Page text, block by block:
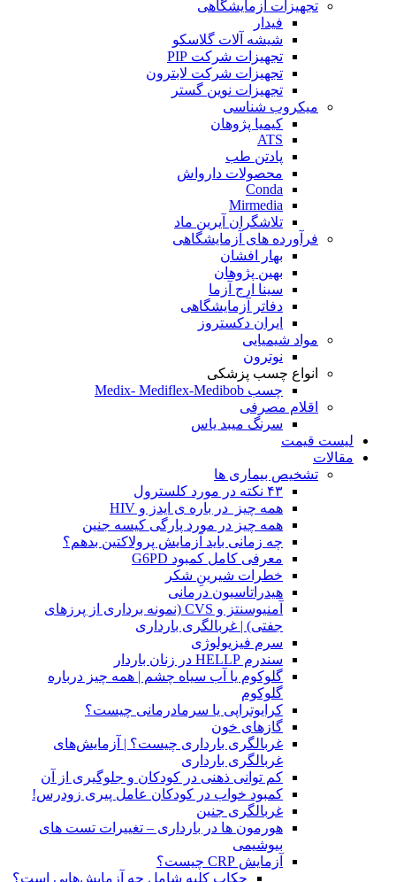
تجهیزات آزمایشگاهی
فیدار
شیشه آلات گلاسکو
تجهیزات شرکت PIP
تجهیزات شرکت لابترون
تجهیزات نوین گستر
میکروب شناسی
کیمیا پژوهان
ATS
پادتن طب
محصولات دارواش
Conda
Mirmedia
تلاشگران آیرین ماد
فرآورده های آزمایشگاهی
بهار افشان
بهین پژوهان
سینا ارج آزما
دفاتر آزمایشگاهی
ایران دکستروز
مواد شیمیایی
نوترون
انواع چسب پزشکی
چسب Medix- Mediflex-Medibob
اقلام مصرفی
سرنگ میبد یاس
لیست قیمت
مقالات
تشخیص بیماری ها
۴۳ نکته در مورد کلسترول
همه چیز در باره ی ایدز و HIV
همه چیز در مورد پارگی کیسه جنین
چه زمانی باید آزمایش پرولاکتین بدهم؟
معرفی کامل کمبود G6PD
خطرات شیرینِ شکر
هیدراتاسیون درمانی
آمنیوسنتز و CVS (نمونه برداری از پرزهای
جفتی) | غربالگری بارداری
سرم فیزیولوژی
سندرم HELLP در زنان باردار
گلوکوم یا آب سیاه چشم | همه چیز درباره
گلوکوم
کرایوتراپی یا سرمادرمانی چیست؟
گازهای خون
غربالگری بارداری چیست؟ | آزمایش‌های
غربالگری بارداری
کم توانی ذهنی در کودکان و جلوگیری از آن
کمبود خواب در کودکان عامل پیری زودرس!
غربالگری جنین
هورمون ها در بارداری – تغییرات تست های
بیوشیمی
آزمایش CRP چیست؟
چکاپ کلیه شامل چه آزمایش‌هایی است؟